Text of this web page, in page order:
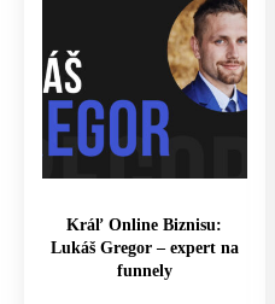
Kráľ Online Biznisu:
Lukáš Gregor – expert na
funnely